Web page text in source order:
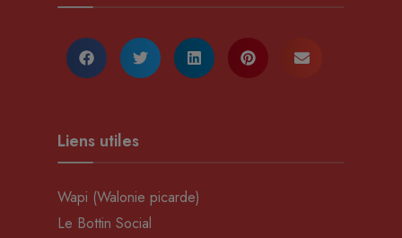
Liens utiles
Wapi (Walonie picarde)
Le Bottin Social